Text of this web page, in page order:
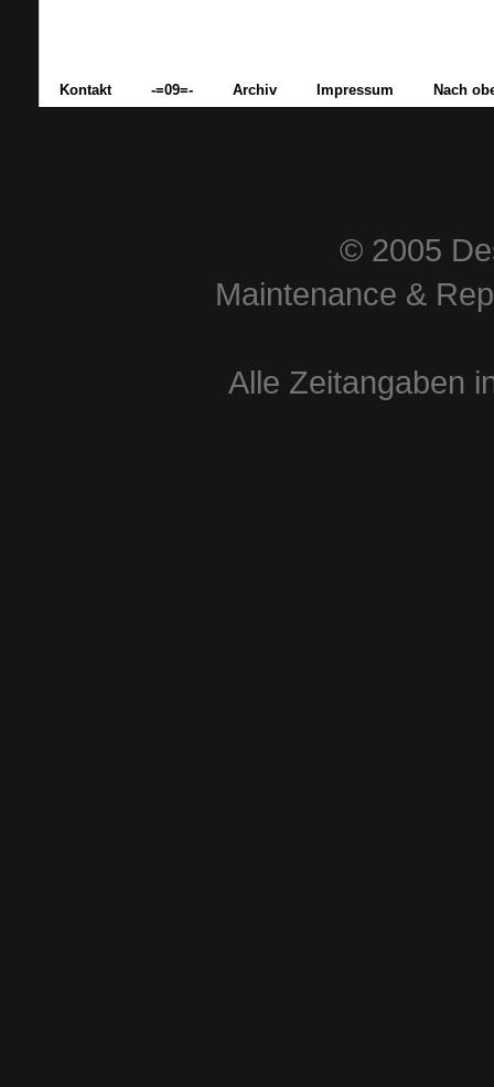
Kontakt -=09=- Archiv Impressum Nach
© 2005
Maintenance &
Alle Zeitangaben